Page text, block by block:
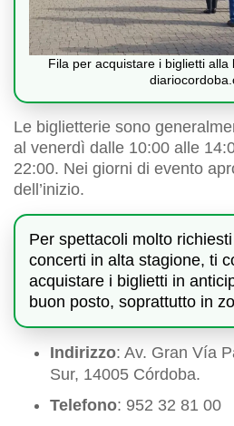
Fila per acquistare i biglietti alla
Le biglietterie sono
al venerdì dalle 10:00 alle
22:00. Nei giorni di evento
dell’inizio.
Per spettacoli molto
concerti in alta stagione, ti
acquistare i biglietti in
buon posto, soprattutto in
Indirizzo: Av. Gran Vía
Sur, 14005 Córdoba.
Telefono: 952 32 81 00